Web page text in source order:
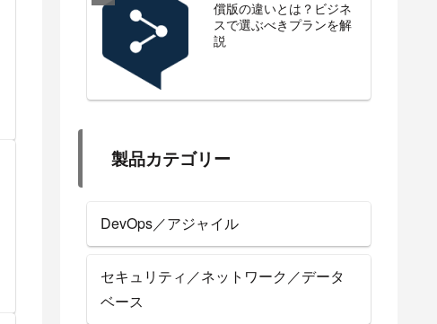
償版の違いとは？ビジネ
スで選ぶべきプランを解
説
製品カテゴリー
DevOps／アジャイル
セキュリティ／ネットワーク／データ
ベース